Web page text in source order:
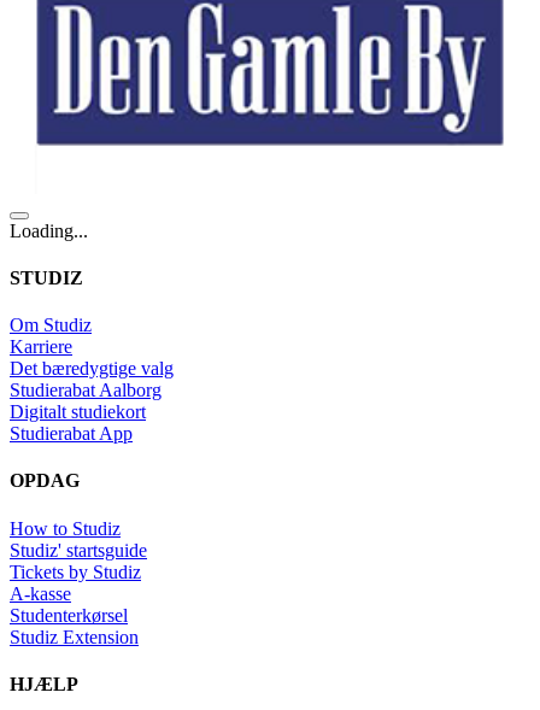
Loading...
STUDIZ
Om Studiz
Karriere
Det bæredygtige valg
Studierabat Aalborg
Digitalt studiekort
Studierabat App
OPDAG
How to Studiz
Studiz' startsguide
Tickets by Studiz
A-kasse
Studenterkørsel
Studiz Extension
HJÆLP